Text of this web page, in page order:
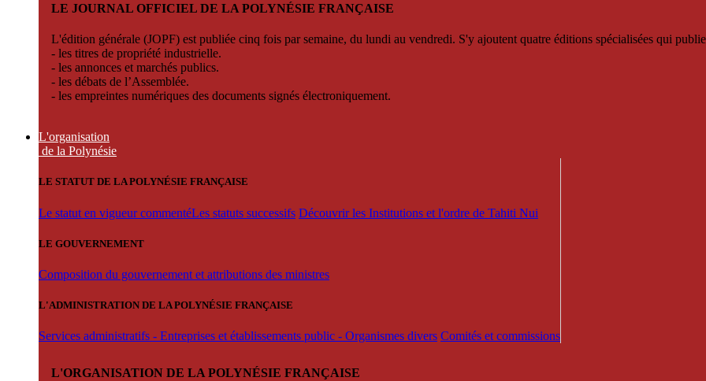
LE JOURNAL OFFICIEL DE LA POLYNÉSIE FRANÇAISE
L'édition générale (JOPF) est publiée cinq fois par semaine, du lundi au vendredi. S'y ajoutent quatre éditions spécialisées qui
- les titres de propriété industrielle.
- les annonces et marchés publics.
- les débats de l’Assemblée.
- les empreintes numériques des documents signés électroniquement.
L'organisation
de la Polynésie
LE STATUT DE LA POLYNÉSIE FRANÇAISE
Le statut en vigueur commentéLes statuts successifs Découvrir les Institutions et l'ordre de Tahiti Nui
LE GOUVERNEMENT
Composition du gouvernement et attributions des ministres
L'ADMINISTRATION DE LA POLYNÉSIE FRANÇAISE
Services administratifs - Entreprises et établissements public - Organismes divers Comités et commissions
L'ORGANISATION DE LA POLYNÉSIE FRANÇAISE